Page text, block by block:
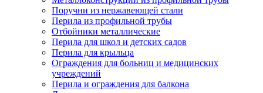
Поручни из нержавеющей стали
Перила из профильной трубы
Отбойники металлические
Перила для школ и детских садов
Перила для крыльца
Ограждения для больниц и медицинских
учреждений
Перила и ограждения для балкона